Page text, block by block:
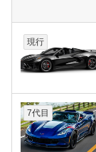
現行
7代目